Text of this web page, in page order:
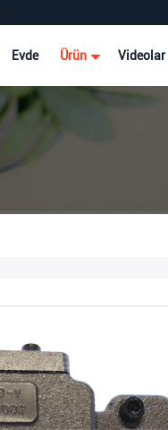
Evde Ürün Videolar